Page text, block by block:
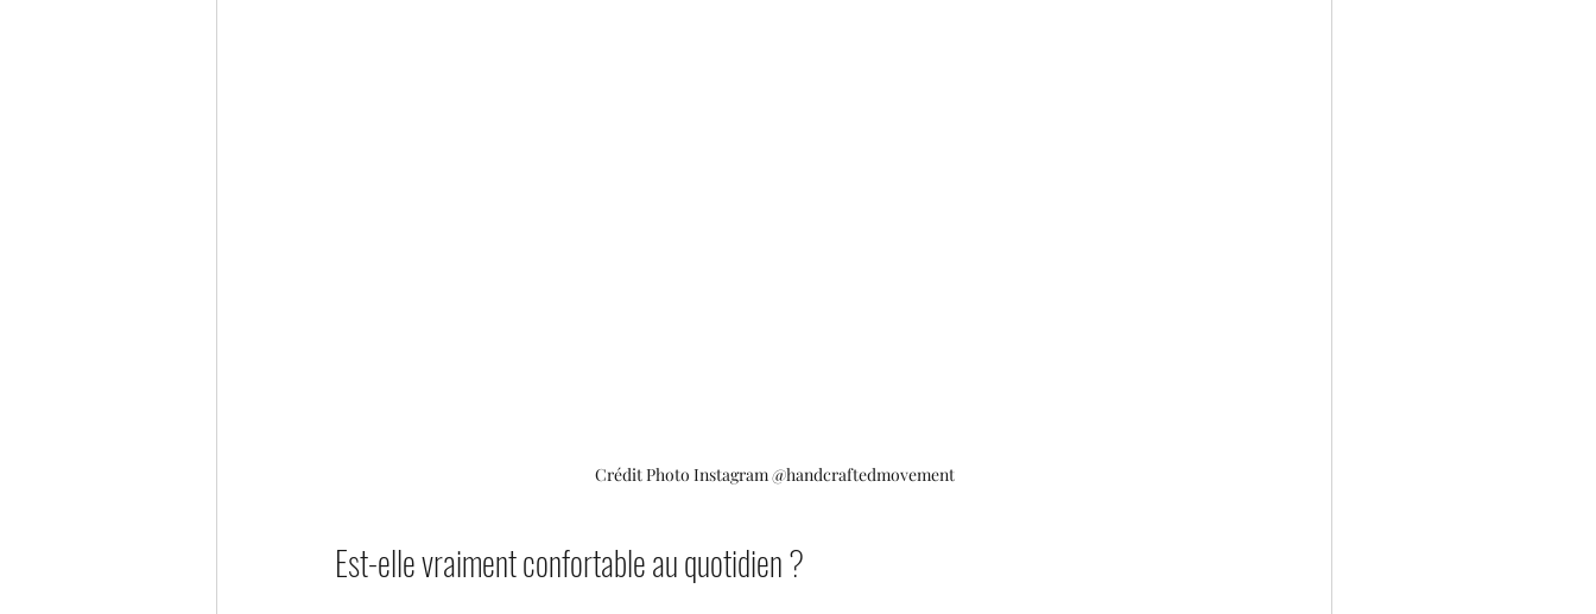
Crédit Photo Instagram @handcraftedmovement
Est-elle vraiment confortable au quotidien ?